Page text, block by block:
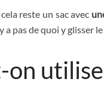
reste un sac avec
a pas de quoi y
on